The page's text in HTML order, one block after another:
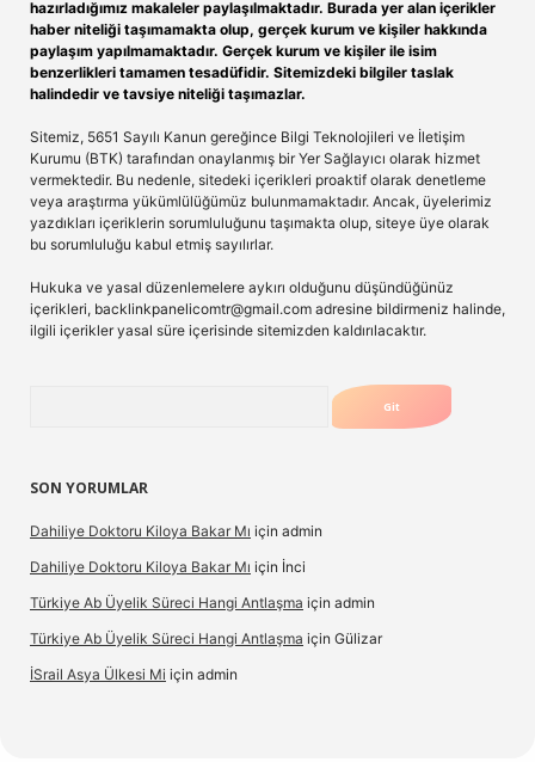
hazırladığımız makaleler paylaşılmaktadır. Burada yer alan içerikler
haber niteliği taşımamakta olup, gerçek kurum ve kişiler hakkında
paylaşım yapılmamaktadır. Gerçek kurum ve kişiler ile isim
benzerlikleri tamamen tesadüfidir. Sitemizdeki bilgiler taslak
halindedir ve tavsiye niteliği taşımazlar.
Sitemiz, 5651 Sayılı Kanun gereğince Bilgi Teknolojileri ve İletişim
Kurumu (BTK) tarafından onaylanmış bir Yer Sağlayıcı olarak hizmet
vermektedir. Bu nedenle, sitedeki içerikleri proaktif olarak denetleme
veya araştırma yükümlülüğümüz bulunmamaktadır. Ancak, üyelerimiz
yazdıkları içeriklerin sorumluluğunu taşımakta olup, siteye üye olarak
bu sorumluluğu kabul etmiş sayılırlar.
Hukuka ve yasal düzenlemelere aykırı olduğunu düşündüğünüz
içerikleri, backlinkpanelicomtr@gmail.com adresine bildirmeniz halinde,
ilgili içerikler yasal süre içerisinde sitemizden kaldırılacaktır.
SON YORUMLAR
Dahiliye Doktoru Kiloya Bakar Mı için admin
Dahiliye Doktoru Kiloya Bakar Mı için İnci
Türkiye Ab Üyelik Süreci Hangi Antlaşma için admin
Türkiye Ab Üyelik Süreci Hangi Antlaşma için Gülizar
İSrail Asya Ülkesi Mi için admin